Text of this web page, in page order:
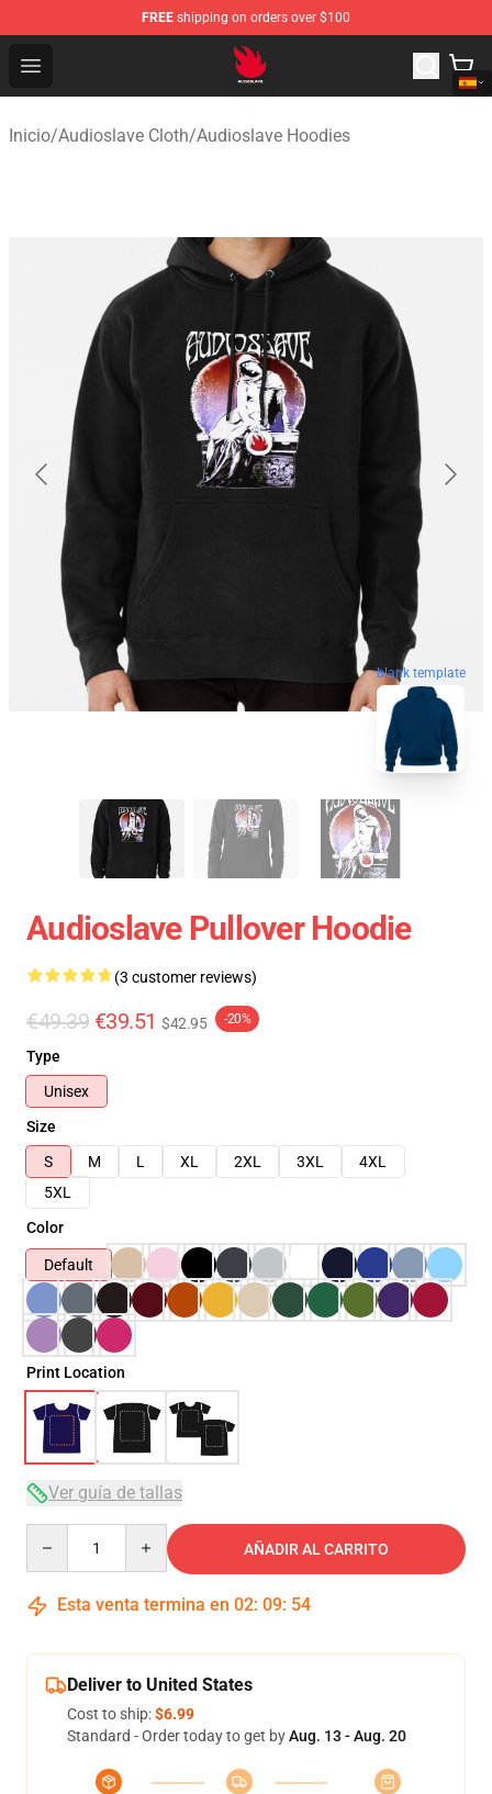
FREE shipping on orders over $100
Open menu
Audioslave Store - Official Audioslave Merchandise Shop
Inicio/Audioslave Cloth/Audioslave Hoodies
blank template
Audioslave Pullover Hoodie
(3 customer reviews)
€49.39 €39.51 $42.95 -20%
Type
Unisex
Size
S
M L XL 2XL 3XL
4XL
5XL
Color
Default
Print Location
Ver guía de tallas
AÑADIR AL CARRITO
Esta venta termina en 02: 09: 54
Deliver to United States
Cost to ship:$6.99
Standard - Order today to get byAug. 13 - Aug. 20